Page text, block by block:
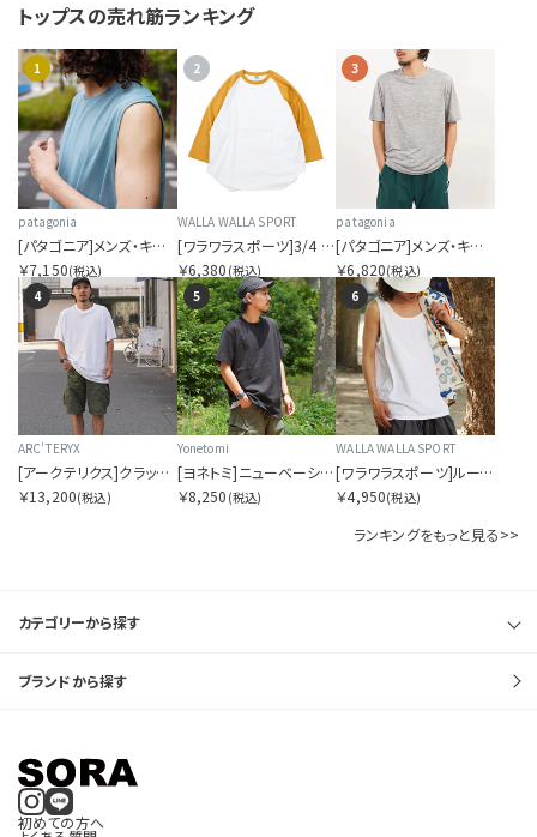
トップスの売れ筋ランキング
1
patagonia
[パタゴニア]メンズ・キャプリーン・クール・ウルトラ・タンク
￥7,150(税込)
2
WALLA WALLA SPORT
[ワラワラスポーツ]3/4 BASEBALL TEE 2-TONE
￥6,380 (税込)
3
patagonia
[パタゴニア]メンズ・キャプリーン・クール・デイリー・シャツ
￥6,820(税込)
4
ARC'TERYX
[アークテリクス]クラッグ SL コットン ブラード バード ショートスリーブ メンズ
￥13,200(税込)
5
Yonetomi
[ヨネトミ]ニューベーシックTシャツ
￥8,250 (税込)
6
WALLA WALLA SPORT
[ワラワラスポーツ]ルーズタンク
￥4,950(税込)
ランキングをもっと見る>>
カテゴリーから探す
ブランドから探す
初めての方へ